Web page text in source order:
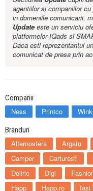
agentiilor si companiilor
in domeniile comunicarii,
Updateeste un serviciu
platformelor IQads si
Daca esti reprezentantul
comunicat de presa prin
Companii
Ness Printco
Branduri
Alternosfera Argatu
Camper
Carturesti
Deliric
Digi
Happ
Happ.ro Iasi